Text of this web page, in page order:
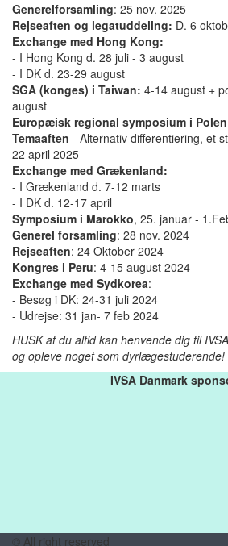
Generelforsamling: 25 nov. 2025
Rejseaften og legatuddeling: D. 6
Exchange med Hong Kong:
- I Hong Kong d. 28 juli - 3 august
- I DK d. 23-29 august
SGA (konges) i Taiwan: 4-14 august +
august
Europæisk regional symposium i
Temaaften - Alternativ differentiering, et
22 april 2025
Exchange med Grækenland:
- I Grækenland d. 7-12 marts
- I DK d. 12-17 april
Symposium i Marokko, 25. januar -
Generel forsamling: 28 nov. 2024
Rejseaften: 24 Oktober 2024
Kongres i Peru: 4-15 august 2024
Exchange med Sydkorea:
- Besøg i DK: 24-31 juli 2024
- Udrejse: 31 jan- 7 feb 2024
HUSK at du altid kan henvende dig til
og opleve noget som dyrlægestuderende!
IVSA Danmark
© All right reserved